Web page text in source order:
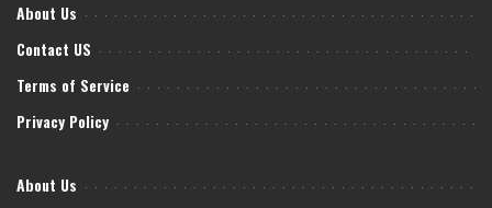
About Us
Contact US
Terms of Service
Privacy Policy
About Us